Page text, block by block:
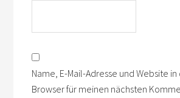
Name, E-Mail-Adresse und Website
Browser für meinen nächsten